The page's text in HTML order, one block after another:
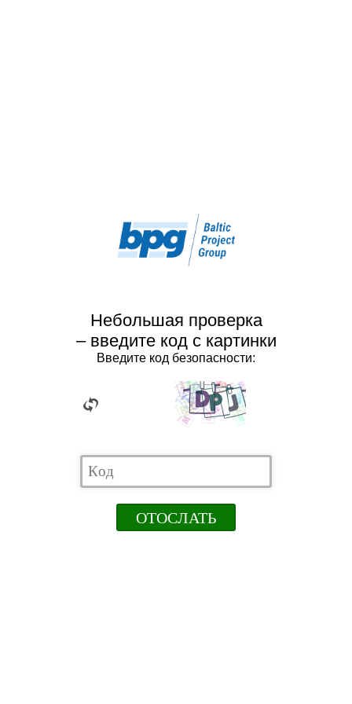
Небольшая проверка
– введите код с картинки
Введите код безопасности: